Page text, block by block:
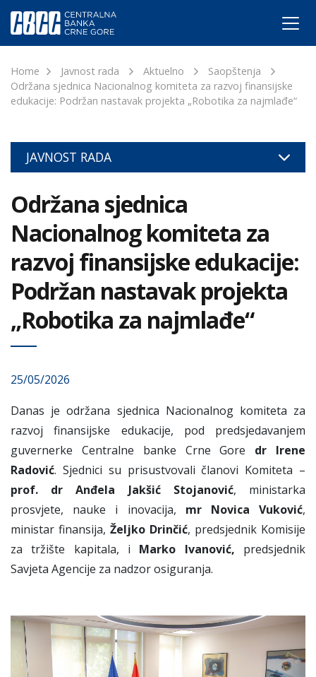
Home Javnost rada Aktuelno
Saopštenja
Održana sjednica Nacionalnog komiteta za razvoj finansijske
edukacije: Podržan nastavak projekta „Robotika za najmlađe“
JAVNOST RADA
Održana sjednica
Nacionalnog komiteta za
razvoj finansijske edukacije:
Podržan nastavak projekta
„Robotika za najmlađe“
25/05/2026
Danas je održana sjednica Nacionalnog komiteta za
razvoj finansijske edukacije, pod predsjedavanjem
guvernerke Centralne banke Crne Gore dr Irene
Radović. Sjednici su prisustvovali članovi Komiteta –
prof. dr Anđela Jakšić Stojanović, ministarka
prosvjete, nauke i inovacija, mr Novica Vuković,
ministar finansija, Željko Drinčić, predsjednik Komisije
za tržište kapitala, i Marko Ivanović, predsjednik
Savjeta Agencije za nadzor osiguranja.